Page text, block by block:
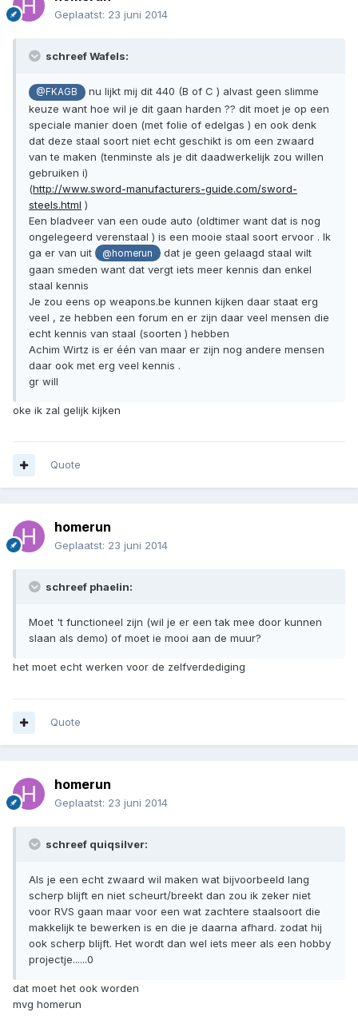
Geplaatst: 23 juni 2014
schreef Wafels:
@FKAGB
nu lijkt mij dit 440 (B of C ) alvast geen slimme
keuze want hoe wil je dit gaan harden ?? dit moet je op een
speciale manier doen (met folie of edelgas ) en ook denk
dat deze staal soort niet echt geschikt is om een zwaard
van te maken (tenminste als je dit daadwerkelijk zou willen
gebruiken i)
(http://www.sword-manufacturers-guide.com/sword-
steels.html )
Een bladveer van een oude auto (oldtimer want dat is nog
ongelegeerd verenstaal ) is een mooie staal soort ervoor . Ik
ga er van uit
@homerun
dat je geen gelaagd staal wilt
gaan smeden want dat vergt iets meer kennis dan enkel
staal kennis
Je zou eens op weapons.be kunnen kijken daar staat erg
veel , ze hebben een forum en er zijn daar veel mensen die
echt kennis van staal (soorten ) hebben
Achim Wirtz is er één van maar er zijn nog andere mensen
daar ook met erg veel kennis .
gr will
oke ik zal gelijk kijken
Quote
homerun
Geplaatst: 23 juni 2014
schreef phaelin:
Moet 't functioneel zijn (wil je er een tak mee door kunnen
slaan als demo) of moet ie mooi aan de muur?
het moet echt werken voor de zelfverdediging
Quote
homerun
Geplaatst: 23 juni 2014
schreef quiqsilver:
Als je een echt zwaard wil maken wat bijvoorbeeld lang
scherp blijft en niet scheurt/breekt dan zou ik zeker niet
voor RVS gaan maar voor een wat zachtere staalsoort die
makkelijk te bewerken is en die je daarna afhard. zodat hij
ook scherp blijft. Het wordt dan wel iets meer als een hobby
projectje......0
dat moet het ook worden
mvg homerun